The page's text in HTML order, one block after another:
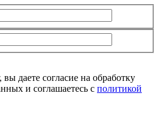
даете согласие на обработку
и соглашаетесь с политикой